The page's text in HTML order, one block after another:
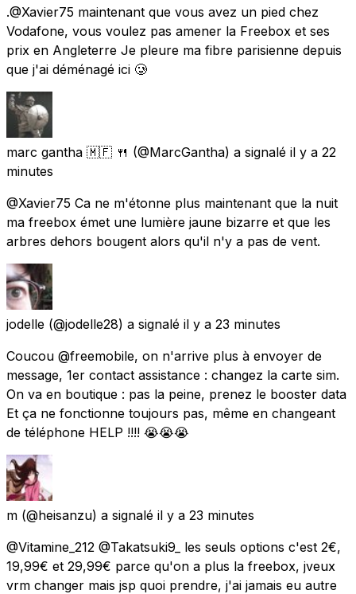
.@Xavier75 maintenant que vous avez un pied chez
Vodafone, vous voulez pas amener la Freebox et ses
prix en Angleterre Je pleure ma fibre parisienne depuis
que j'ai déménagé ici 🥲
marc gantha 🇲🇫 🍴 (@MarcGantha) a signalé il y a 22
minutes
@Xavier75 Ca ne m'étonne plus maintenant que la nuit
ma freebox émet une lumière jaune bizarre et que les
arbres dehors bougent alors qu'il n'y a pas de vent.
jodelle (@jodelle28) a signalé il y a 23 minutes
Coucou @freemobile, on n'arrive plus à envoyer de
message, 1er contact assistance : changez la carte sim.
On va en boutique : pas la peine, prenez le booster data
Et ça ne fonctionne toujours pas, même en changeant
de téléphone HELP !!!! 😭😭😭
m (@heisanzu) a signalé il y a 23 minutes
@Vitamine_212 @Takatsuki9_ les seuls options c'est 2€,
19,99€ et 29,99€ parce qu'on a plus la freebox, jveux
vrm changer mais jsp quoi prendre, j'ai jamais eu autre